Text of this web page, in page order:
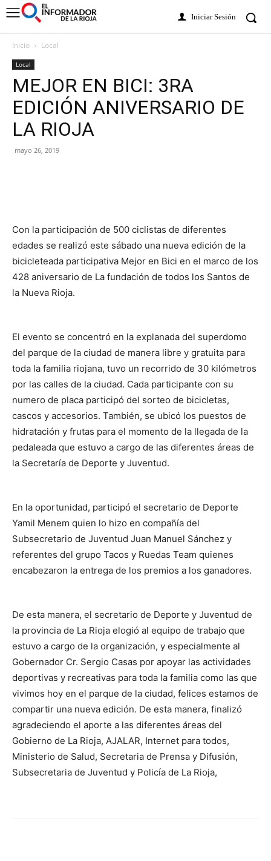
Iniciar Sesión
Inicio Local
Local
MEJOR EN BICI: 3RA
EDICIÓN ANIVERSARIO DE
LA RIOJA
mayo 26, 2019
Con la participación de 500 ciclistas de diferentes
edades se realizó este sábado una nueva edición de la
bicicleteada participativa Mejor en Bici en el marco de los
428 aniversario de La fundación de todos los Santos de
la Nueva Rioja.
El evento se concentró en la explanada del superdomo
del parque de la ciudad de manera libre y gratuita para
toda la familia riojana, tuvo un recorrido de 30 kilómetros
por las calles de la ciudad. Cada participante con su
numero de placa participó del sorteo de bicicletas,
cascos y accesorios. También, se ubicó los puestos de
hidratación y frutas para el momento de la llegada de la
pedaleada que estuvo a cargo de las diferentes áreas de
la Secretaría de Deporte y Juventud.
En la oportunidad, participó el secretario de Deporte
Yamil Menem quien lo hizo en compañía del
Subsecretario de Juventud Juan Manuel Sánchez y
referentes del grupo Tacos y Ruedas Team quienes
encabezaron la entrega de los premios a los ganadores.
De esta manera, el secretario de Deporte y Juventud de
la provincia de La Rioja elogió al equipo de trabajo que
estuvo a cargo de la organización, y especialmente al
Gobernador Cr. Sergio Casas por apoyar las actividades
deportivas y recreativas para toda la familia como las que
vivimos hoy en el parque de la ciudad, felices estamos de
compartir una nueva edición. De esta manera, finalizó
agradeciendo el aporte a las diferentes áreas del
Gobierno de La Rioja, AJALAR, Internet para todos,
Ministerio de Salud, Secretaria de Prensa y Difusión,
Subsecretaria de Juventud y Policía de La Rioja,